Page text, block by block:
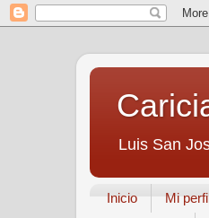
Luis San
Inicio Mi